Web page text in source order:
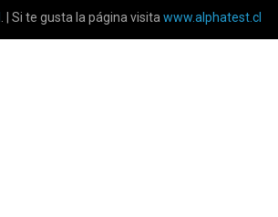
. | Si te gusta la página visita www.alphatest.cl